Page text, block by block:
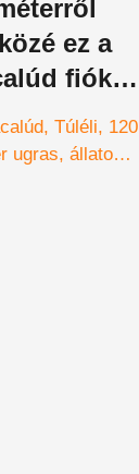
ez a
fióka
Túléli
120
ugras állatok